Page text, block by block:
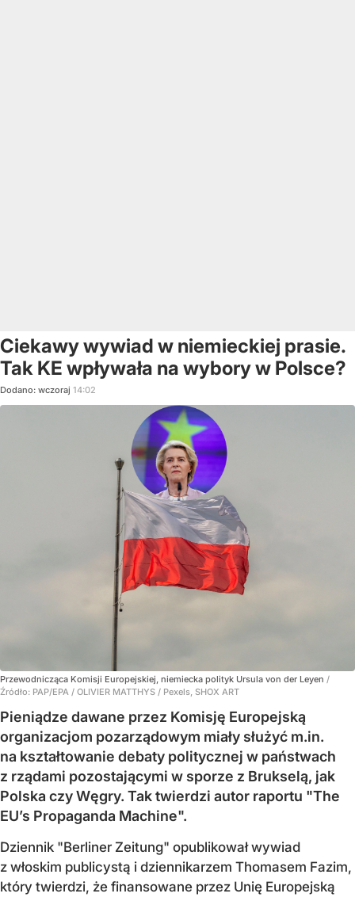
Ciekawy wywiad w niemieckiej prasie.
Tak KE wpływała na wybory w Polsce?
Dodano: wczoraj 14:02
Przewodnicząca Komisji Europejskiej, niemiecka polityk Ursula von der Leyen /
Źródło: PAP/EPA / OLIVIER MATTHYS / Pexels, SHOX ART
Pieniądze dawane przez Komisję Europejską
organizacjom pozarządowym miały służyć m.in.
na kształtowanie debaty politycznej w państwach
z rządami pozostającymi w sporze z Brukselą, jak
Polska czy Węgry. Tak twierdzi autor raportu "The
EU’s Propaganda Machine".
Dziennik "Berliner Zeitung" opublikował wywiad
z włoskim publicystą i dziennikarzem Thomasem Fazim,
który twierdzi, że finansowane przez Unię Europejską